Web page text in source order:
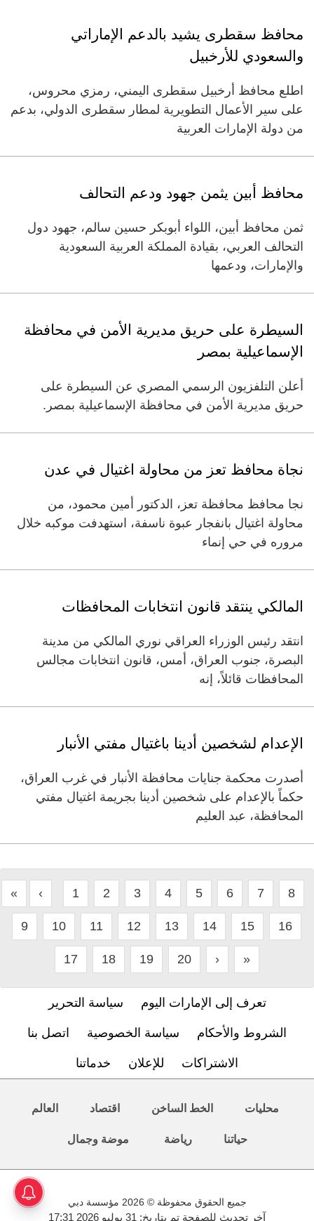
محافظ سقطرى يشيد بالدعم الإماراتي
والسعودي للأرخبيل
اطلع محافظ أرخبيل سقطرى اليمني، رمزي محروس،
على سير الأعمال التطويرية لمطار سقطرى الدولي، بدعم
من دولة الإمارات العربية
محافظ أبين يثمن جهود ودعم التحالف
ثمن محافظ أبين، اللواء أبوبكر حسين سالم، جهود دول
التحالف العربي، بقيادة المملكة العربية السعودية
والإمارات، ودعمها
السيطرة على حريق مديرية الأمن في محافظة
الإسماعيلية بمصر
أعلن التلفزيون الرسمي المصري عن السيطرة على
حريق مديرية الأمن في محافظة الإسماعيلية بمصر.
نجاة محافظ تعز من محاولة اغتيال في عدن
نجا محافظ محافظة تعز، الدكتور أمين محمود، من
محاولة اغتيال بانفجار عبوة ناسفة، استهدفت موكبه خلال
مروره في حي إنماء
المالكي ينتقد قانون انتخابات المحافظات
انتقد رئيس الوزراء العراقي نوري المالكي من مدينة
البصرة، جنوب العراق، أمس، قانون انتخابات مجالس
المحافظات قائلاً، إنه
الإعدام لشخصين أدينا باغتيال مفتي الأنبار
أصدرت محكمة جنايات محافظة الأنبار في غرب العراق،
حكماً بالإعدام على شخصين أدينا بجريمة اغتيال مفتي
المحافظة، عبد العليم
« ‹ 1 2 3 4 5 6 7 8
9 10 11 12 13 14 15 16
17 18 19 20 › »
تعرف إلى الإمارات اليوم سياسة التحرير
الشروط والأحكام سياسة الخصوصية اتصل بنا
الاشتراكات للإعلان خدماتنا
محليات الخط الساخن اقتصاد العالم
حياتنا رياضة موضة وجمال
جميع الحقوق محفوظة © 2026 مؤسسة دبي
آخر تحديث للصفحة تم بتاريخ: 31 يوليو 2026 17:31